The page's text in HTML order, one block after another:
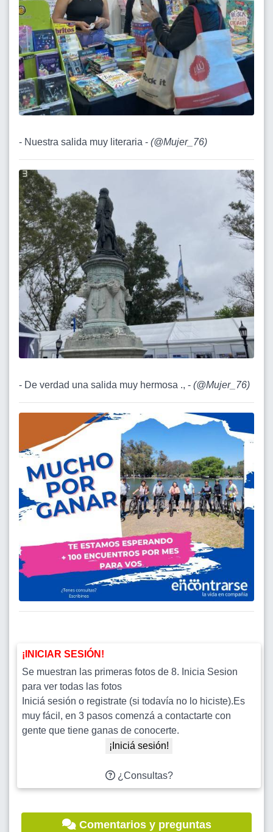
- Nuestra salida muy literaria - (@Mujer_76)
- De verdad una salida muy hermosa ., - (@Mujer_76)
¡INICIAR SESIÓN!
Se muestran las primeras fotos de 8. Inicia Sesion
para ver todas las fotos
Iniciá sesión o registrate (si todavía no lo hiciste).Es
muy fácil, en 3 pasos comenzá a contactarte con
gente que tiene ganas de conocerte.
¡Iniciá sesión!
¿Consultas?
Comentarios y preguntas